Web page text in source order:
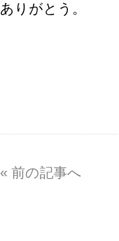
ありがとう。
« 前の記事へ